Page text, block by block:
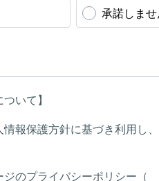
承諾しませ
いて】
報保護方針に基づき利用し
ジのプライバシーポリシー（